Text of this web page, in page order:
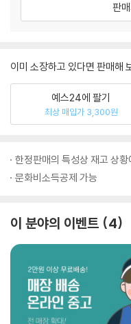
판
이미 소장하고 있다면 판매해
예스24에 팔기
최상 매입가 3,300원
한정판매의 특성상 재고 상
문화비소득공제 가능
이 분야의 이벤트 4